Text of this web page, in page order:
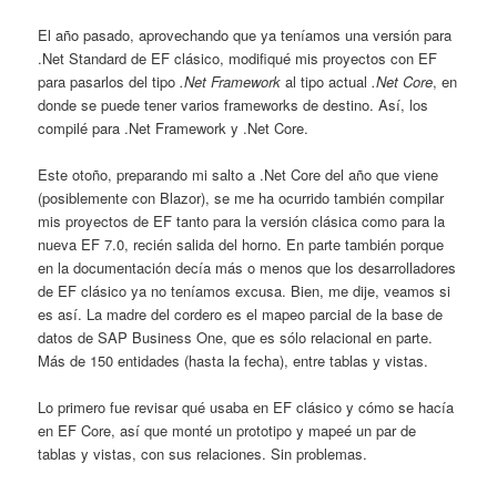
El año pasado, aprovechando que ya teníamos una versión para
.Net Standard de EF clásico, modifiqué mis proyectos con EF
para pasarlos del tipo .Net Framework al tipo actual .Net Core, en
donde se puede tener varios frameworks de destino. Así, los
compilé para .Net Framework y .Net Core.
Este otoño, preparando mi salto a .Net Core del año que viene
(posiblemente con Blazor), se me ha ocurrido también compilar
mis proyectos de EF tanto para la versión clásica como para la
nueva EF 7.0, recién salida del horno. En parte también porque
en la documentación decía más o menos que los desarrolladores
de EF clásico ya no teníamos excusa. Bien, me dije, veamos si
es así. La madre del cordero es el mapeo parcial de la base de
datos de SAP Business One, que es sólo relacional en parte.
Más de 150 entidades (hasta la fecha), entre tablas y vistas.
Lo primero fue revisar qué usaba en EF clásico y cómo se hacía
en EF Core, así que monté un prototipo y mapeé un par de
tablas y vistas, con sus relaciones. Sin problemas.